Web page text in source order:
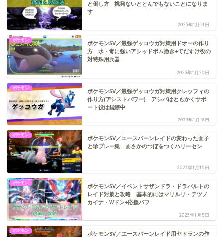
と倒し方 挑発ないととんでもないことになりま
す
2023年1月21日
ポケモン
ポケモンSV／最強ゲッコウガ対策用ドオーの作り
方 水・毒に強いアシッドボム撒き+てだすけ役の
対特殊用兵器
2023年1月20日
ポケモン
ポケモンSV／最強ゲッコウガ対策用クレッフィの
作り方(アシストパワー) アシパはともかくサポ
ート役は錯綜中
2023年1月18日
ポケモン
ポケモンSV／エースバーンレイドの変わった面子
と珍プレー集 まさかのつぼをつくハリーセン
2023年1月15日
ポケモン
ポケモンSV／イベントサザンドラ・ドラパルトの
レイド対策と攻略 基本的にはマリルリ・テツノ
カイナ・Wドン+応援バフ
2023年1月5日
ポケモン
ポケモンSV／エースバーンレイド用ヤドランの作